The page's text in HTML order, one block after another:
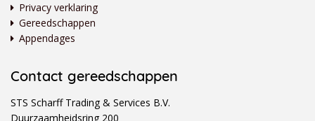
Privacy verklaring
Gereedschappen
Appendages
Contact gereedschappen
STS Scharff Trading & Services B.V.
Duurzaamheidsring 200